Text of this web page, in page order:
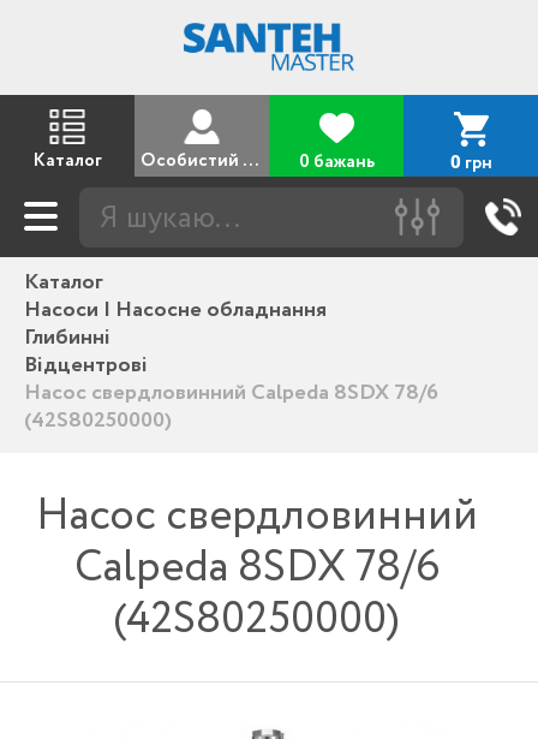
Каталог Особистий кабінет 0 бажань 0 грн
Каталог
Насоси | Насосне обладнання
Глибинні
Відцентрові
Насос свердловинний Calpeda 8SDX 78/6
(42S80250000)
Насос свердловинний
Calpeda 8SDX 78/6
(42S80250000)